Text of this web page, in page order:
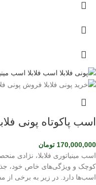
اسب پاکوتاه پونی
170,000,000 تومان
اسب مینیاتوری فلابلا، نژادی
کوچک و ویژگی‌های خاص خود،
اسب‌ها دارد. در زیر به برخی از